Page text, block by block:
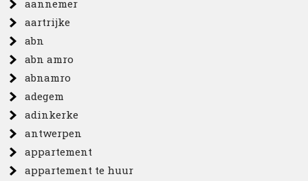
aannemer
aartrijke
abn
abn amro
abnamro
adegem
adinkerke
antwerpen
appartement
appartement te huur